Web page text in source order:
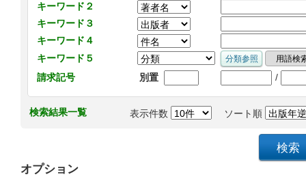
キーワード２
キーワード３
キーワード４
キーワード５
請求記号
別置 /
検索結果一覧 表示件数 ソート順
オプション